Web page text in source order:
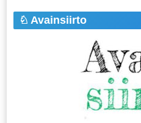
Avainsiirto